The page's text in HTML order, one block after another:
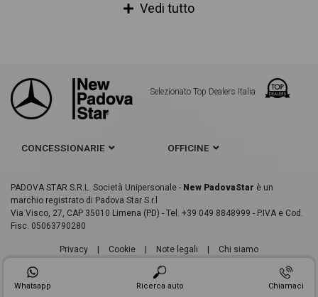
Mercedes GLC Coupè 200 d amg line advanced 4matic auto
Mercedes GLC Coupè 200 d Sport 4matic auto
Mercedes GLC Coupè 220 d advanced 4matic auto
Mercedes GLC Coupè 220 d advanced plus 4matic auto
Mercedes GLC Coupè 220 d amg line advanced 4matic auto
Mercedes GLC Coupè 220 d amg line premium 4matic auto
Vedi tutto
Selezionato Top Dealers Italia
CONCESSIONARIE OFFICINE
PADOVA STAR S.R.L. Società Unipersonale - New PadovaStar è un
marchio registrato di Padova Star S.r.l
Via Visco, 27, CAP 35010 Limena (PD) - Tel. +39 049 8848999 - P.IVA e Cod.
Fisc. 05063790280
Privacy Cookie Note legali Chi siamo
Whatsapp Ricerca auto Chiamaci